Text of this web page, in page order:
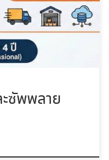
ซัพพลาย